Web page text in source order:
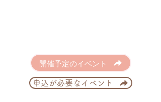
開催予定のイベント
申込が必要なイベント